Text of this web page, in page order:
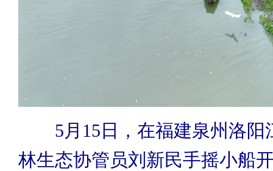
5月15日，在福建泉州洛阳
林生态协管员刘新民手摇小船